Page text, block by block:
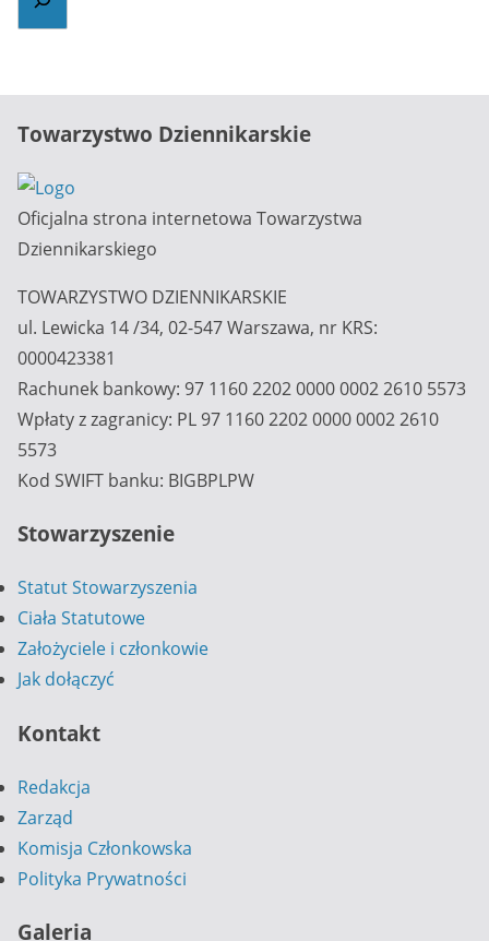
Towarzystwo Dziennikarskie
Oficjalna strona internetowa Towarzystwa
Dziennikarskiego
TOWARZYSTWO DZIENNIKARSKIE
ul. Lewicka 14 /34, 02-547 Warszawa, nr KRS:
0000423381
Rachunek bankowy: 97 1160 2202 0000 0002 2610 5573
Wpłaty z zagranicy: PL 97 1160 2202 0000 0002 2610
5573
Kod SWIFT banku: BIGBPLPW
Stowarzyszenie
Statut Stowarzyszenia
Ciała Statutowe
Założyciele i członkowie
Jak dołączyć
Kontakt
Redakcja
Zarząd
Komisja Członkowska
Polityka Prywatności
Galeria